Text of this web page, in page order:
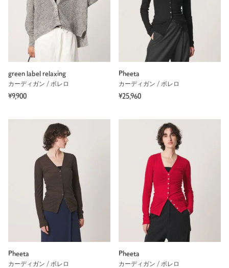
green label relaxing
カーディガン / ボレロ
¥9,900
Pheeta
カーディガン / ボレロ
¥25,960
Pheeta
カーディガン / ボレロ
Pheeta
カーディガン / ボレロ